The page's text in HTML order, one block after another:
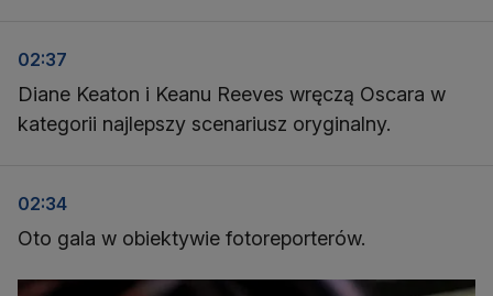
02:37
Diane Keaton i Keanu Reeves wręczą Oscara w
kategorii najlepszy scenariusz oryginalny.
02:34
Oto gala w obiektywie fotoreporterów.